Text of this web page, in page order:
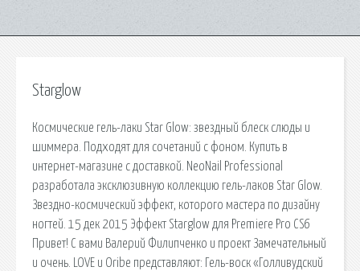
Starglow
Космические гель-лаки Star Glow: звездный блеск слюды и
шиммера. Подходят для сочетаний с фоном. Купить в
интернет-магазине с доставкой. NeoNail Professional
разработала эксклюзивную коллекцию гель-лаков Star Glow.
Звездно-космический эффект, которого мастера по дизайну
ногтей. 15 дек 2015 Эффект Starglow для Premiere Pro CS6
Привет! С вами Валерий Филипченко и проект Замечательный
и очень. LOVE и Oribe представляют: Гель-воск «Голливудский